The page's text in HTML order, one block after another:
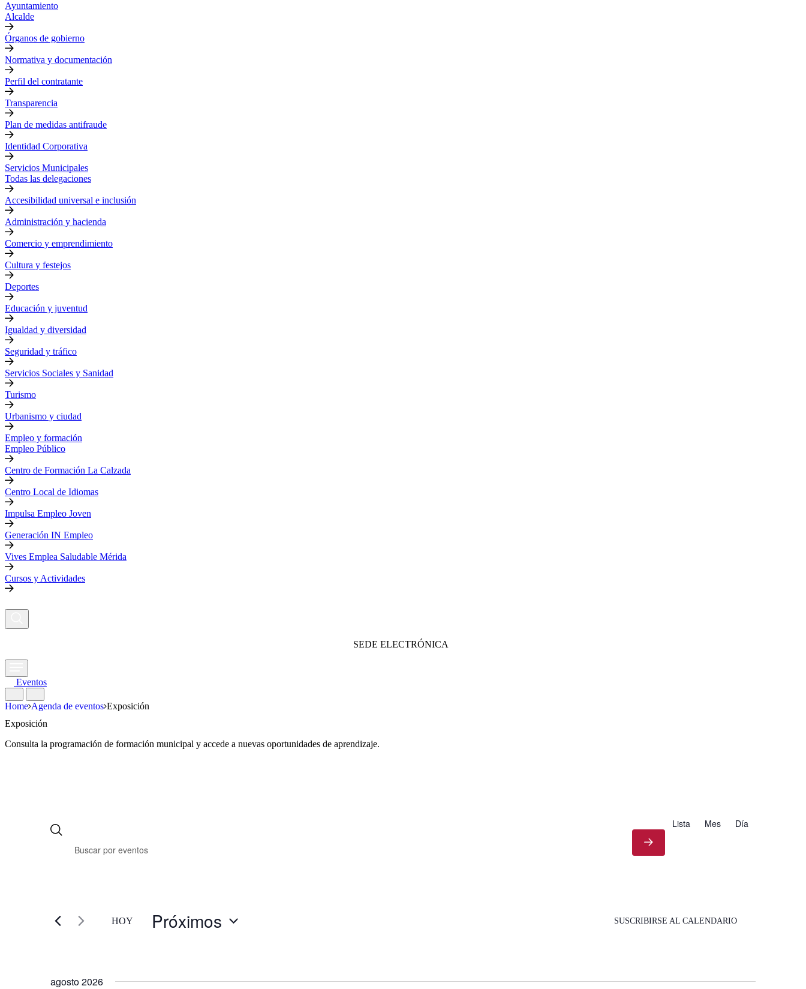
Ayuntamiento
Alcalde
Órganos de gobierno
Normativa y documentación
Perfil del contratante
Transparencia
Plan de medidas antifraude
Identidad Corporativa
Servicios Municipales
Todas las delegaciones
Accesibilidad universal e inclusión
Administración y hacienda
Comercio y emprendimiento
Cultura y festejos
Deportes
Educación y juventud
Igualdad y diversidad
Seguridad y tráfico
Servicios Sociales y Sanidad
Turismo
Urbanismo y ciudad
Empleo y formación
Empleo Público
Centro de Formación La Calzada
Centro Local de Idiomas
Impulsa Empleo Joven
Generación IN Empleo
Vives Emplea Saludable Mérida
Cursos y Actividades
SEDE ELECTRÓNICA
Eventos
Home Agenda de eventos Exposición
Exposición
Consulta la programación de formación municipal y accede a nuevas oportunidades de aprendizaje.
Lista Mes Día
HOY Próximos SUSCRIBIRSE AL CALENDARIO
agosto 2026